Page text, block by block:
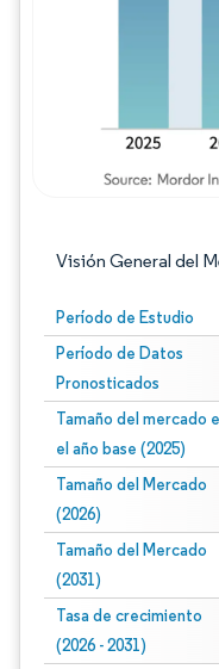
Visión General del
Período de Estudio
Período de Datos
Pronosticados
Tamaño del mercado
el año base (2025)
Tamaño del Mercado
(2026)
Tamaño del Mercado
(2031)
Tasa de crecimiento
(2026 - 2031)